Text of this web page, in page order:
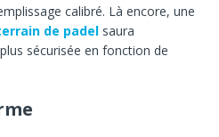
calibré. Là encore, une
de padel saura
sécurisée en fonction de